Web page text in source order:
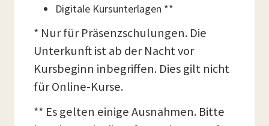
Digitale Kursunterlagen **
* Nur für Präsenzschulungen. Die
Unterkunft ist ab der Nacht vor
Kursbeginn inbegriffen. Dies gilt nicht
für Online-Kurse.
** Es gelten einige Ausnahmen. Bitte